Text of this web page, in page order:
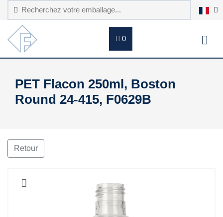
0
PET Flacon 250ml, Boston
Round 24-415, F0629B
Retour